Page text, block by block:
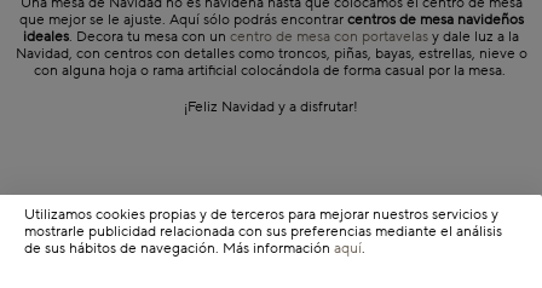
que mejor se le ajuste. Aquí sólo podrás encontrar centros de mesa navideños
ideales. Decora tu mesa con un centro de mesa con portavelas y dale luz a la
Navidad, con centros con detalles como troncos, piñas, bayas, estrellas, nieve o
con alguna hoja o rama artificial colocándola de forma casual por la mesa.
¡Feliz Navidad y a disfrutar!
Utilizamos cookies propias y de terceros para mejorar nuestros servicios y
mostrarle publicidad relacionada con sus preferencias mediante el análisis
de sus hábitos de navegación. Más información aquí.